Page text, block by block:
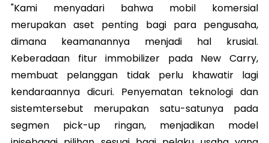
"Kami menyadari bahwa mobil komersial
merupakan aset penting bagi para pengusaha,
dimana keamanannya menjadi hal krusial.
Keberadaan fitur immobilizer pada New Carry,
membuat pelanggan tidak perlu khawatir lagi
kendaraannya dicuri. Penyematan teknologi dan
sistemtersebut merupakan satu-satunya pada
segmen pick-up ringan, menjadikan model